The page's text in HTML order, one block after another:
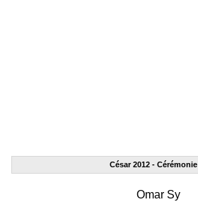
César 2012 - Cérémonie
Omar Sy